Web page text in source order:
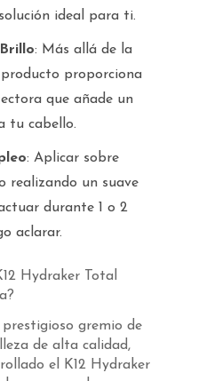
ideal para ti.
: Más allá de la
proporciona
que añade un
tu cabello.
: Aplicar sobre
realizando un suave
durante 1 o 2
aclarar.
Hydraker Total
gremio de
de alta calidad,
el K12 Hydraker